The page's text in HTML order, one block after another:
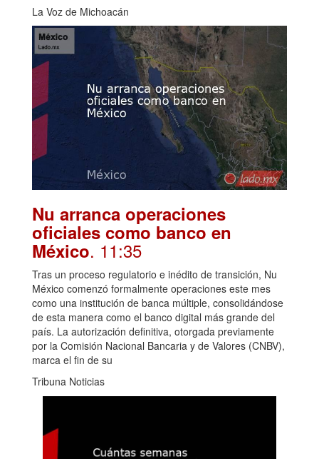
La Voz de Michoacán
Nu arranca operaciones
oficiales como banco en
México. 11:35
Tras un proceso regulatorio e inédito de transición, Nu
México comenzó formalmente operaciones este mes
como una institución de banca múltiple, consolidándose
de esta manera como el banco digital más grande del
país. La autorización definitiva, otorgada previamente
por la Comisión Nacional Bancaria y de Valores (CNBV),
marca el fin de su
Tribuna Noticias